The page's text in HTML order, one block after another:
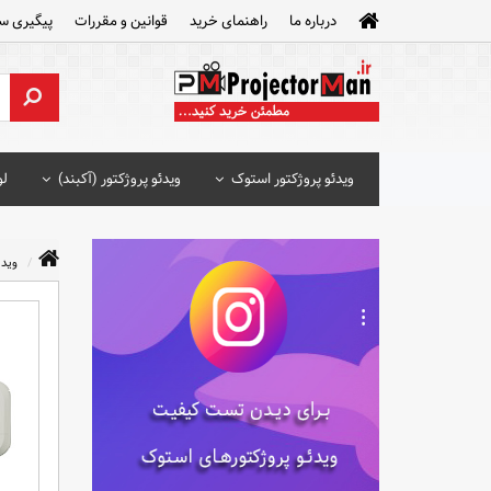
درباره ما راهنمای خرید قوانین و مقررات پیگیری
ویدئو پروژکتور استوک ویدئو پروژکتور (آکبند)